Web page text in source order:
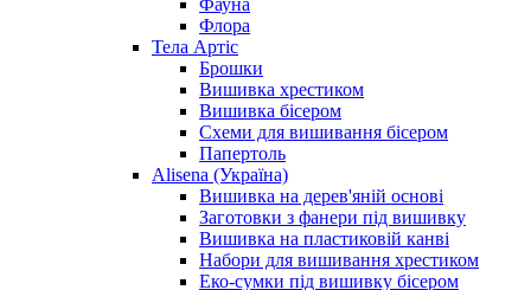
Флора
Тела Артіс
Брошки
Вишивка хрестиком
Вишивка бісером
Схеми для вишивання бісером
Папертоль
Alisena (Україна)
Вишивка на дерев'яній основі
Заготовки з фанери під вишивку
Вишивка на пластиковій канві
Набори для вишивання хрестиком
Еко-сумки під вишивку бісером